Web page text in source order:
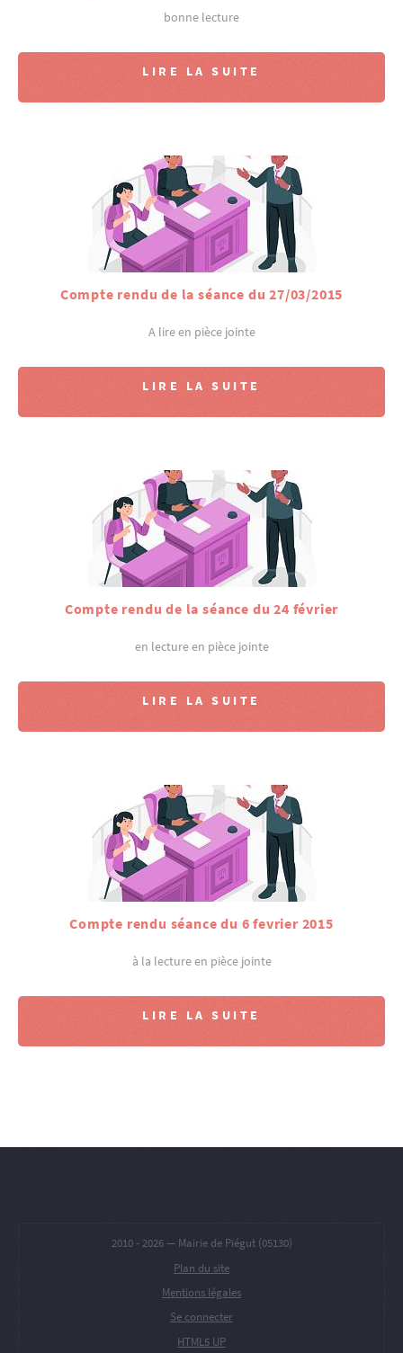
bonne lecture
LIRE LA SUITE
Compte rendu de la séance du 27/03/2015
A lire en pièce jointe
LIRE LA SUITE
Compte rendu de la séance du 24 février
en lecture en pièce jointe
LIRE LA SUITE
Compte rendu séance du 6 fevrier 2015
à la lecture en pièce jointe
LIRE LA SUITE
2010 - 2026 — Mairie de Piégut (05130)
Plan du site
Mentions légales
Se connecter
HTML5 UP